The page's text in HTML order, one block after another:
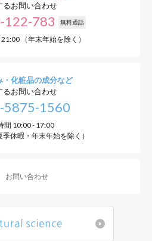
るお問い合わせ
122-783 無料通話
（年末年始を除く）
・化粧品の成分など
るお問い合わせ
5875-1560
間 10:00 - 17:00
季休暇・年末年始を除く）
お問い合わせ